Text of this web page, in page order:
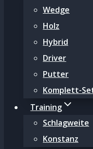
Wedge
Holz
Hybrid
Driver
Putter
Komplett-
Training
Schlagweite
Konstanz